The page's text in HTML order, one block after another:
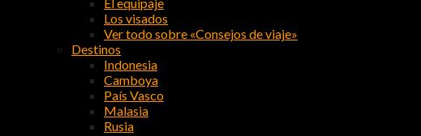
Los visados
Ver todo sobre «Consejos de viaje»
Destinos
Indonesia
Camboya
País Vasco
Malasia
Rusia